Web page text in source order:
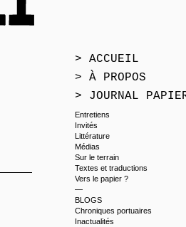
> ACCUEIL
> À PROPOS
> JOURNAL
Entretiens
Invités
Littérature
Médias
Sur le terrain
Textes et traductions
Vers le papier ?
—
BLOGS
Chroniques portuaires
Inactualités